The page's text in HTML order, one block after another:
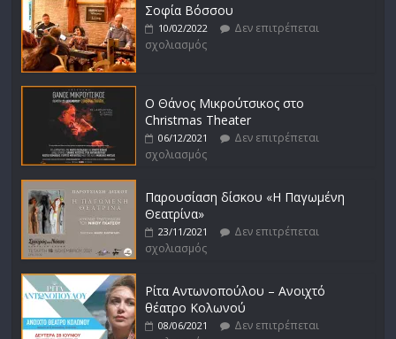
Σοφία Βόσσου
10/02/2022
Δεν επιτρέπεται
σχολιασμός
Ο Θάνος Μικρούτσικος στο
Christmas Theater
06/12/2021
Δεν επιτρέπεται
σχολιασμός
Παρουσίαση δίσκου «Η Παγωμένη
Θεατρίνα»
23/11/2021
Δεν επιτρέπεται
σχολιασμός
Ρίτα Αντωνοπούλου – Ανοιχτό
θέατρο Κολωνού
08/06/2021
Δεν επιτρέπεται